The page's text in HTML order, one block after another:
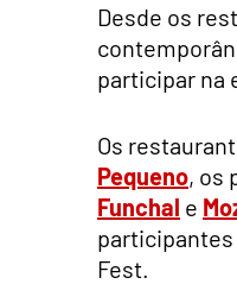
Desde os
participar na
Os
Pequeno, os
Funchal e
participantes
Fest.